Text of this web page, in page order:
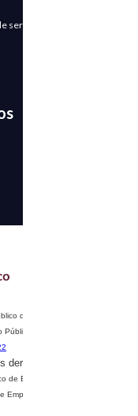
servicios
de Empleo. Autorizado
de Empleo según
reservados
de Empleo. Autorizado por la
Empleo según